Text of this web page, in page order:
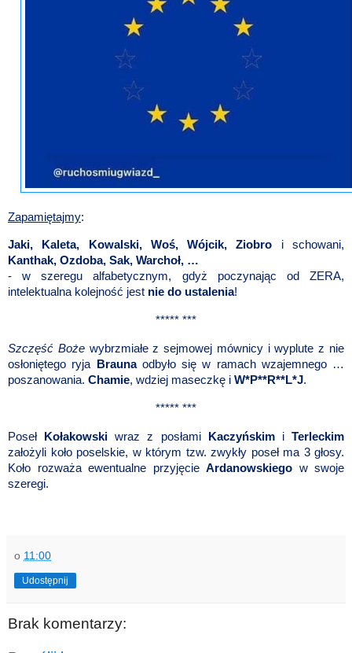
Zapamiętajmy:
Jaki, Kaleta, Kowalski, Woś, Wójcik, Ziobro i schowani,
Kanthak, Ozdoba, Sak, Warchoł, …
- w szeregu alfabetycznym, gdyż poczynając od ZERA,
intelektualna kolejność jest nie do ustalenia!
***** ***
Szczęść Bożewybrzmiałe z sejmowej mównicy i wyplute z nie
osłoniętego ryja
Braunaodbyło się w ramach wzajemnego …
poszanowania. Chamie, wdziej maseczkę i W*P**R**L*J.
***** ***
Poseł Kołakowskiwraz z posłami KaczyńskimiTerleckim
założyli koło poselskie, w którym tzw. zwykły poseł ma 3 głosy.
Koło rozważa ewentualne przyjęcie Ardanowskiego w swoje
szeregi.
o 11:00
Udostępnij
Brak komentarzy: